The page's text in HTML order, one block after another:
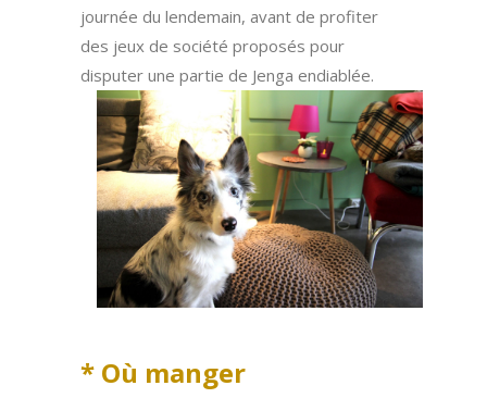
journée du lendemain, avant de profiter
des jeux de société proposés pour
disputer une partie de Jenga endiablée.
* Où manger